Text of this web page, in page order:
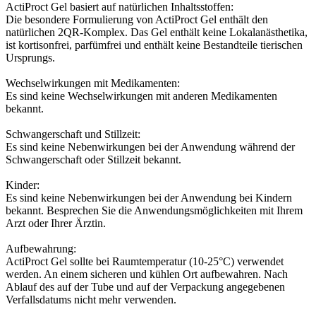
ActiProct Gel basiert auf natürlichen Inhaltsstoffen:
Die besondere Formulierung von ActiProct Gel enthält den
natürlichen 2QR-Komplex. Das Gel enthält keine Lokalanästhetika,
ist kortisonfrei, parfümfrei und enthält keine Bestandteile tierischen
Ursprungs.
Wechselwirkungen mit Medikamenten:
Es sind keine Wechselwirkungen mit anderen Medikamenten
bekannt.
Schwangerschaft und Stillzeit:
Es sind keine Nebenwirkungen bei der Anwendung während der
Schwangerschaft oder Stillzeit bekannt.
Kinder:
Es sind keine Nebenwirkungen bei der Anwendung bei Kindern
bekannt. Besprechen Sie die Anwendungsmöglichkeiten mit Ihrem
Arzt oder Ihrer Ärztin.
Aufbewahrung:
ActiProct Gel sollte bei Raumtemperatur (10-25°C) verwendet
werden. An einem sicheren und kühlen Ort aufbewahren. Nach
Ablauf des auf der Tube und auf der Verpackung angegebenen
Verfallsdatums nicht mehr verwenden.